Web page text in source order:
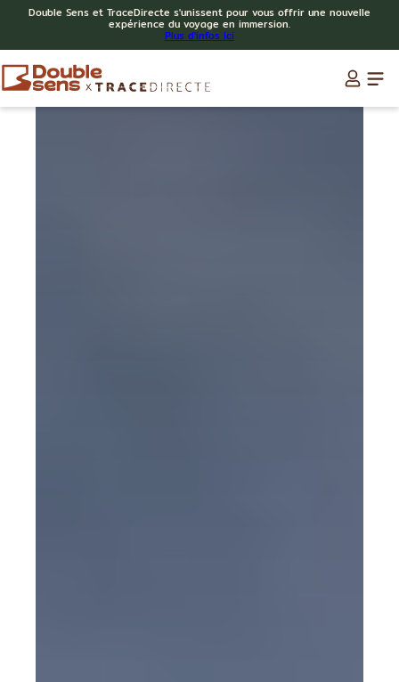
Double Sens et TraceDirecte s'unissent pour vous offrir une nouvelle
expérience du voyage en immersion.
Plus d'infos ici